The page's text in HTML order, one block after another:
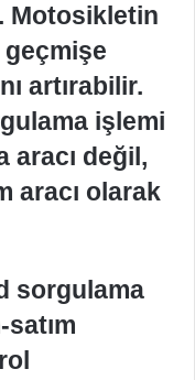
Motosikletin
geçmişe
artırabilir.
işlemi
aracı değil,
aracı olarak
sorgulama